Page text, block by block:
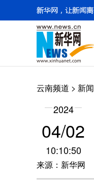
云南频道 > 新闻
2024
04/02
10:10:50
来源：新华网